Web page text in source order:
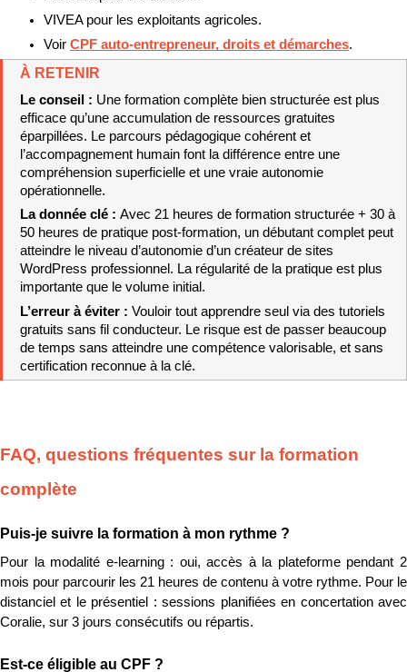
VIVEA pour les exploitants agricoles.
Voir CPF auto-entrepreneur, droits et démarches.
À RETENIR
Le conseil : Une formation complète bien structurée est plus
efficace qu’une accumulation de ressources gratuites
éparpillées. Le parcours pédagogique cohérent et
l’accompagnement humain font la différence entre une
compréhension superficielle et une vraie autonomie
opérationnelle.
La donnée clé : Avec 21 heures de formation structurée + 30 à
50 heures de pratique post-formation, un débutant complet peut
atteindre le niveau d’autonomie d’un créateur de sites
WordPress professionnel. La régularité de la pratique est plus
importante que le volume initial.
L’erreur à éviter : Vouloir tout apprendre seul via des tutoriels
gratuits sans fil conducteur. Le risque est de passer beaucoup
de temps sans atteindre une compétence valorisable, et sans
certification reconnue à la clé.
FAQ, questions fréquentes sur la formation
complète
Puis-je suivre la formation à mon rythme ?
Pour la modalité e-learning : oui, accès à la plateforme pendant 2
mois pour parcourir les 21 heures de contenu à votre rythme. Pour le
distanciel et le présentiel : sessions planifiées en concertation avec
Coralie, sur 3 jours consécutifs ou répartis.
Est-ce éligible au CPF ?